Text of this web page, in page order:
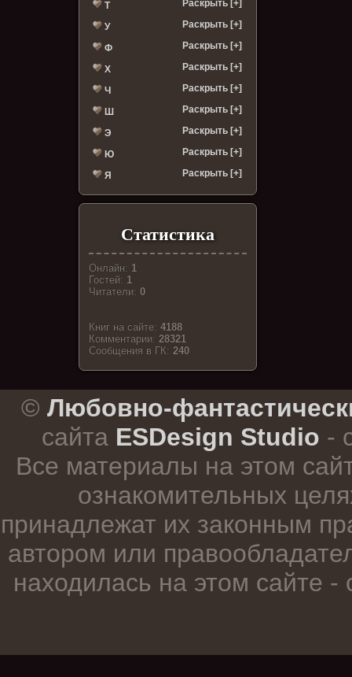
Т Раскрыть [+]
У Раскрыть [+]
Ф Раскрыть [+]
Х Раскрыть [+]
Ч Раскрыть [+]
Ш Раскрыть [+]
Э Раскрыть [+]
Ю Раскрыть [+]
Я Раскрыть [+]
Статистика
Онлайн: 1
Гостей: 1
Читатели:0
Книг на сайте:4188
Комментарии:28321
Cообщения в ГК:240
© Любовно-
сайта ESDesign Studio -
Все материалы на этом
ознакомительных
принадлежат их законным
автором или
находилась на этом сайте